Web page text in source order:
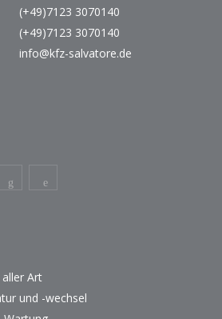
(+49)7123 3070140
(+49)7123 3070140
info@kfz-salvatore.de
Art
und -wechsel